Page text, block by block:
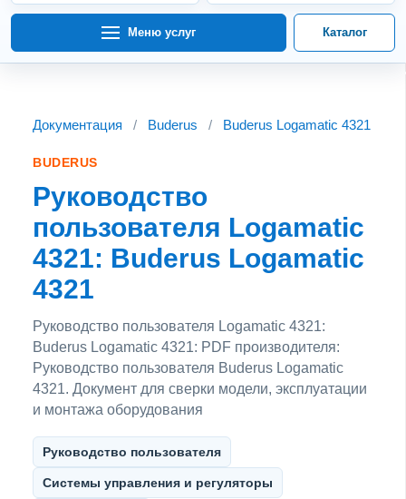
Меню услуг Каталог
Документация / Buderus / Buderus Logamatic 4321
BUDERUS
Руководство
пользователя Logamatic
4321: Buderus Logamatic
4321
Руководство пользователя Logamatic 4321:
Buderus Logamatic 4321: PDF производителя:
Руководство пользователя Buderus Logamatic
4321. Документ для сверки модели, эксплуатации
и монтажа оборудования
Руководство пользователя
Системы управления и регуляторы